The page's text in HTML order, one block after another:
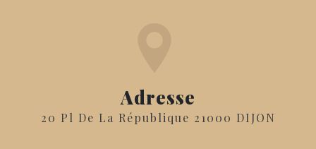
Adresse
20 Pl De La République 21000 DIJON